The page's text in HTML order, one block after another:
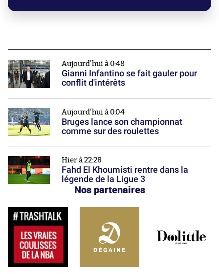
Aujourd'hui à 0:48
Gianni Infantino se fait gauler pour
conflit d'intérêts
Aujourd'hui à 0:04
Bruges lance son championnat
comme sur des roulettes
Hier à 22:28
Fahd El Khoumisti rentre dans la
légende de la Ligue 3
Nos partenaires